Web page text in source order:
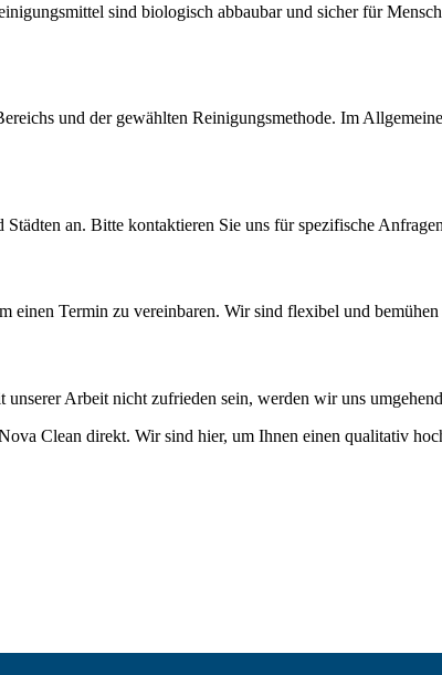
sind biologisch abbaubar und sicher für
und der gewählten Reinigungsmethode. Im
an. Bitte kontaktieren Sie uns für spezifische
einen Termin zu vereinbaren. Wir sind flexibel und
Arbeit nicht zufrieden sein, werden wir uns
Clean direkt. Wir sind hier, um Ihnen einen qualitativ